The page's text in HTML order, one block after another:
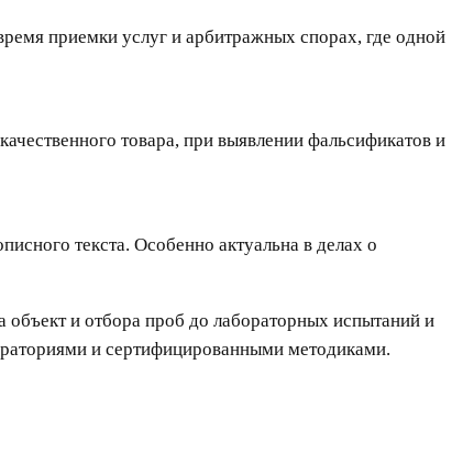
приемки услуг и арбитражных спорах, где одной
товара, при выявлении фальсификатов и
текста. Особенно актуальна в делах о
и отбора проб до лабораторных испытаний и
и сертифицированными методиками.